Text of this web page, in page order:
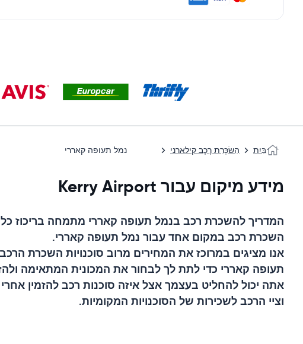
בַּיִת הַשׂכָּרַת רֶכֶב קילארני נמל תעופה קאררי
מידע מיקום עבור Kerry Airport
המדריך להשכרת רכב בנמל תעופה קאררי מתמחה בריכוז
השכרת רכב במקום אחד עבור נמל תעופה קאררי.
אנו מציגים במרוכז את המחירים מרוב סוכנויות השכרת
תעופה קאררי כדי לתת לך לבחור את המכונית המתאימה
אתה יכול להחליט בעצמך אצל איזה סוכנות רכב להזמין
וציי הרכב לשכירות של הסוכנויות המקומיות.